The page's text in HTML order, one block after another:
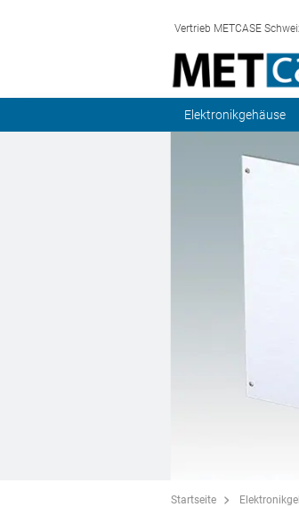
Vertrieb METCASE
Elektronikgehäuse
Startseite